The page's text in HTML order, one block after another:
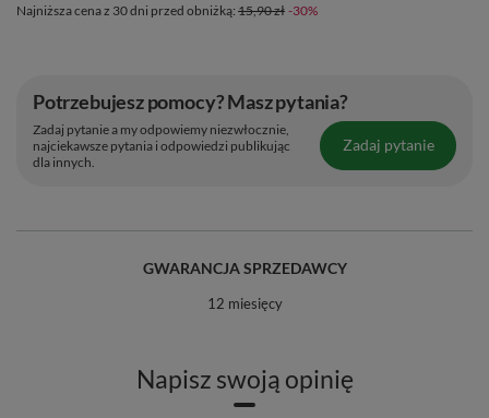
Najniższa cena z 30 dni przed obniżką: 15,90 zł -30%
Potrzebujesz pomocy? Masz pytania?
Zadaj pytanie a my odpowiemy niezwłocznie,
najciekawsze pytania i odpowiedzi publikując
dla innych.
Zadaj pytanie
GWARANCJA SPRZEDAWCY
12 miesięcy
Napisz swoją opinię